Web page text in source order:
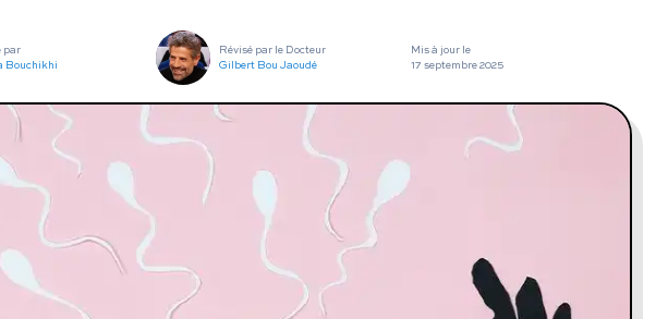
par
Bouchikhi
Révisé par le Docteur
Gilbert Bou Jaoudé
Mis à jour le
17 septembre 2025